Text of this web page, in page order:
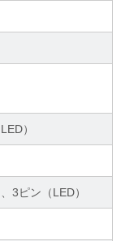
）
3ピン（LED）